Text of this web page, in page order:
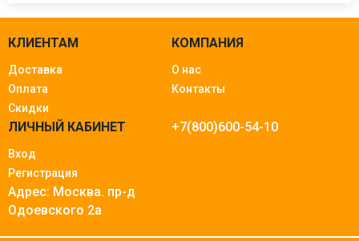
КЛИЕНТАМ
Доставка
Оплата
Скидки
КОМПАНИЯ
О нас
Контакты
ЛИЧНЫЙ КАБИНЕТ
Вход
Регистрация
+7(800)600-54-10
Адрес: Москва. пр-д
Одоевского 2а